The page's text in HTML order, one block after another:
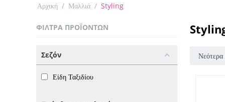
Αρχική / Μαλλιά / Styling
ΦΊΛΤΡΑ ΠΡΟΪΌΝΤΩΝ
Σεζόν
Είδη Ταξιδίου